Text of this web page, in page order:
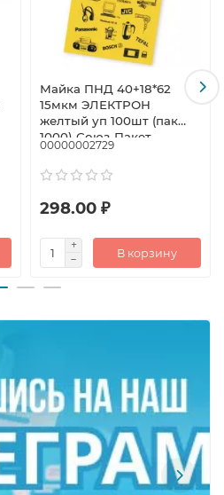
Майка ПНД 40+18*62
15мкм ЭЛЕКТРОН
желтый уп 100шт (пак
1000) Союз-Пакет
00000002729
298.00 ₽
В корзину